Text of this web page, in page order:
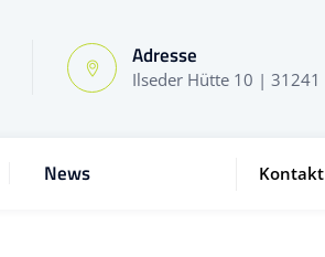
Adresse
Ilseder Hütte 10 | 31241
News Kontakt